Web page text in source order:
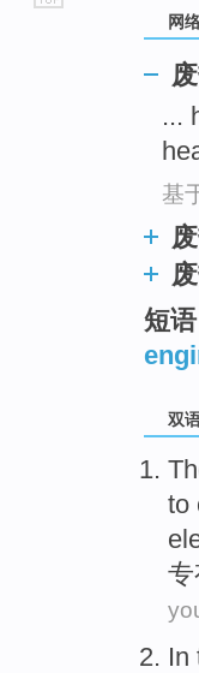
网
...
基
短语
双
to
In